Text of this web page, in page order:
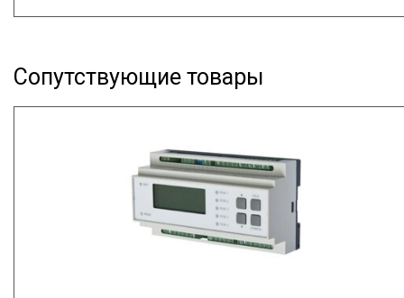
Сопутствующие товары